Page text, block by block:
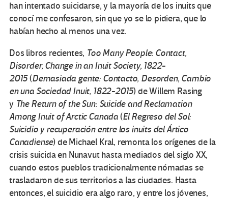
han intentado suicidarse, y la mayoría de los inuits que
conocí me confesaron, sin que yo se lo pidiera, que lo
habían hecho al menos una vez.
Dos libros recientes, Too Many People: Contact,
Disorder, Change in an Inuit Society, 1822-
2015(Demasiada gente: Contacto, Desorden, Cambio
en una Sociedad Inuit, 1822-2015) de Willem Rasing
y The Return of the Sun: Suicide and Reclamation
Among Inuit of Arctic Canada(El Regreso del Sol:
Suicidio y recuperación entre los inuits del Ártico
Canadiense) de Michael Kral, remonta los orígenes de la
crisis suicida en Nunavut hasta mediados del siglo XX,
cuando estos pueblos tradicionalmente nómadas se
trasladaron de sus territorios a las ciudades. Hasta
entonces, el suicidio era algo raro, y entre los jóvenes,